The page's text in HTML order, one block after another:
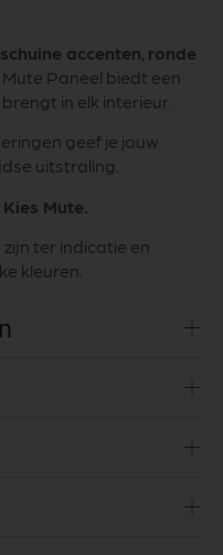
schuine accenten ronde
Mute Paneel biedt een
in elk interieur.
geef je jouw
uitstraling.
Mute.
ter indicatie en
kleuren.